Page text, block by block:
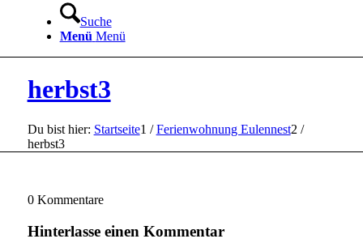
Suche
Menü Menü
herbst3
Du bist hier: Startseite1 / Ferienwohnung Eulennest2 /
herbst3
0 Kommentare
Hinterlasse einen Kommentar